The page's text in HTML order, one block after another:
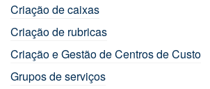
Criação de caixas
Criação de rubricas
Criação e Gestão de Centros de Custo
Grupos de serviços